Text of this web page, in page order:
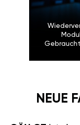
NEUE